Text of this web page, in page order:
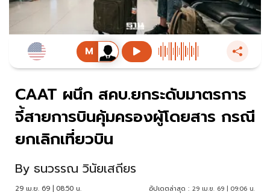
CAAT ผนึก สคบ.ยกระดับมาตรการ
จี้สายการบินคุ้มครองผู้โดยสาร กรณี
ยกเลิกเที่ยวบิน
By ธนวรรณ วินัยเสถียร
29 เม.ย. 69 | 08:50 น. อัปเดตล่าสุด : 29 เม.ย. 69 | 09:06 น.